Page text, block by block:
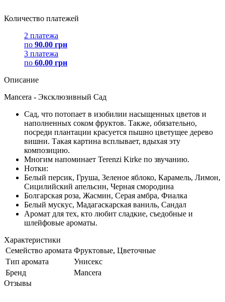
Количество платежей
2 платежа
по 90.00 грн
3 платежа
по 60.00 грн
Описание
Mancera - Эксклюзивный Сад
Сад, что потопает в изобилии насыщенных цветов и
наполненных соком фруктов. Также, обязательно,
посреди плантации красуется пышно цветущее дерево
вишни. Такая картина всплывает, вдыхая эту
композицию.
Многим напоминает Terenzi Kirke по звучанию.
Нотки:
Белый персик, Груша, Зеленое яблоко, Карамель, Лимон,
Сицилийский апельсин, Черная смородина
Болгарская роза, Жасмин, Серая амбра, Фиалка
Белый мускус, Мадагаскарская ваниль, Сандал
Аромат для тех, кто любит сладкие, съедобные и
шлейфовые ароматы.
Характеристики
Семейство аромата Фруктовые, Цветочные
Тип аромата
Унисекс
Бренд
Mancera
Отзывы